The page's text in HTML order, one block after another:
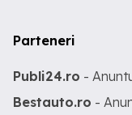
Parteneri
Publi24.ro -
Bestauto.ro -